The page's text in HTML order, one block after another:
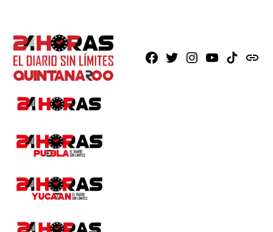
Facebook
X Instagram
YoutubeTikTokissuu